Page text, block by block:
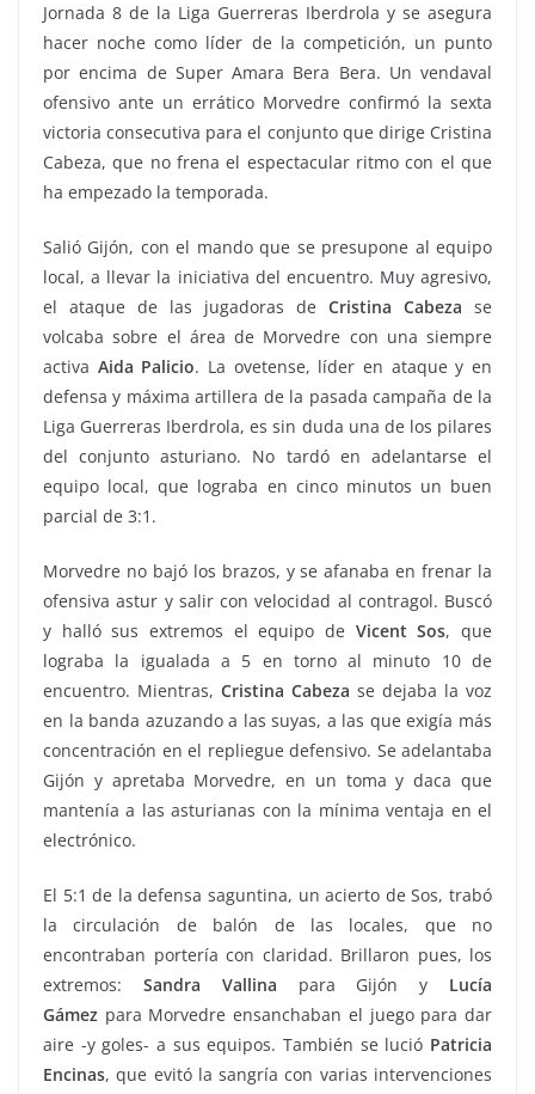
Jornada 8 de la Liga Guerreras Iberdrola y se asegura
hacer noche como líder de la competición, un punto
por encima de Super Amara Bera Bera. Un vendaval
ofensivo ante un errático Morvedre confirmó la sexta
victoria consecutiva para el conjunto que dirige Cristina
Cabeza, que no frena el espectacular ritmo con el que
ha empezado la temporada.
Salió Gijón, con el mando que se presupone al equipo
local, a llevar la iniciativa del encuentro. Muy agresivo,
el ataque de las jugadoras de Cristina Cabeza se
volcaba sobre el área de Morvedre con una siempre
activa Aida Palicio. La ovetense, líder en ataque y en
defensa y máxima artillera de la pasada campaña de la
Liga Guerreras Iberdrola, es sin duda una de los pilares
del conjunto asturiano. No tardó en adelantarse el
equipo local, que lograba en cinco minutos un buen
parcial de 3:1.
Morvedre no bajó los brazos, y se afanaba en frenar la
ofensiva astur y salir con velocidad al contragol. Buscó
y halló sus extremos el equipo de Vicent Sos, que
lograba la igualada a 5 en torno al minuto 10 de
encuentro. Mientras, Cristina Cabeza se dejaba la voz
en la banda azuzando a las suyas, a las que exigía más
concentración en el repliegue defensivo. Se adelantaba
Gijón y apretaba Morvedre, en un toma y daca que
mantenía a las asturianas con la mínima ventaja en el
electrónico.
El 5:1 de la defensa saguntina, un acierto de Sos, trabó
la circulación de balón de las locales, que no
encontraban portería con claridad. Brillaron pues, los
extremos: Sandra Vallina para Gijón y Lucía
Gámez para Morvedre ensanchaban el juego para dar
aire -y goles- a sus equipos. También se lució Patricia
Encinas, que evitó la sangría con varias intervenciones